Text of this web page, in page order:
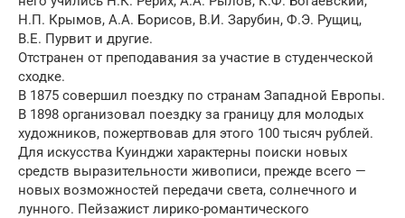
Н.П. Крымов, А.А. Борисов, В.И. Зарубин, Ф.Э. Рущиц,
В.Е. Пурвит и другие.
Отстранен от преподавания за участие в студенческой
сходке.
В 1875 совершил поездку по странам Западной Европы.
В 1898 организовал поездку за границу для молодых
художников, пожертвовав для этого 100 тысяч рублей.
Для искусства Куинджи характерны поиски новых
средств выразительности живописи, прежде всего —
новых возможностей передачи света, солнечного и
лунного. Пейзажист лирико-романтического